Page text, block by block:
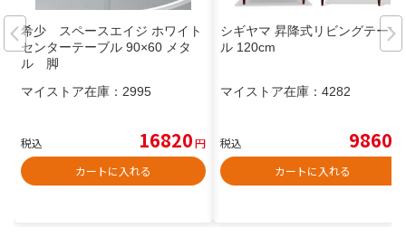
希少 スペースエイジ ホワイト
センターテーブル 90×60 メタ
ル 脚
マイストア在庫： 2995
税込 16820円
カートに入れる
シギヤマ 昇降式リビングテーブ
ル 120cm
マイストア在庫： 4282
税込 9860
カートに入れる